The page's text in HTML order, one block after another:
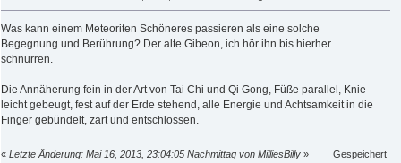
Was kann einem Meteoriten Schöneres passieren als eine solche
Begegnung und Berührung? Der alte Gibeon, ich hör ihn bis hierher
schnurren.
Die Annäherung fein in der Art von Tai Chi und Qi Gong, Füße parallel, Knie
leicht gebeugt, fest auf der Erde stehend, alle Energie und Achtsamkeit in die
Finger gebündelt, zart und entschlossen.
« Letzte Änderung: Mai 16, 2013, 23:04:05 Nachmittag von MilliesBilly » Gespeichert